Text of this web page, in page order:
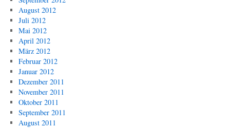
August 2012
Juli 2012
Mai 2012
April 2012
März 2012
Februar 2012
Januar 2012
Dezember 2011
November 2011
Oktober 2011
September 2011
August 2011